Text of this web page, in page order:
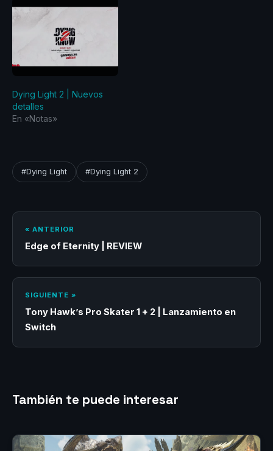
comienzo. Hasta el 28 de
febrero de
2022, Techland ha
vendido 5 millones de
copias de Dying Light 2
Dying Light 2 | Nuevos
detalles
En «Notas»
#Dying Light #Dying Light 2
« ANTERIOR
Edge of Eternity | REVIEW
SIGUIENTE »
Tony Hawk’s Pro Skater 1 + 2 | Lanzamiento en
Switch
También te puede interesar